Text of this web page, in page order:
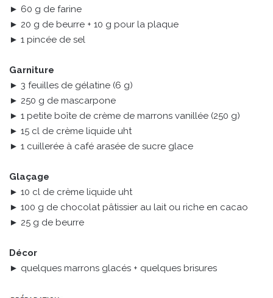
► 60 g de farine
► 20 g de beurre + 10 g pour la plaque
► 1 pincée de sel
Garniture
► 3 feuilles de gélatine (6 g)
► 250 g de mascarpone
► 1 petite boîte de crème de marrons vanillée (250 g)
► 15 cl de crème liquide uht
► 1 cuillerée à café arasée de sucre glace
Glaçage
► 10 cl de crème liquide uht
► 100 g de chocolat pâtissier au lait ou riche en cacao
► 25 g de beurre
Décor
► quelques marrons glacés + quelques brisures